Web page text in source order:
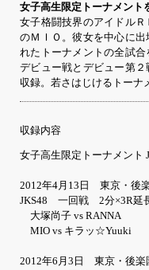
女子高生限定トーナメント
女子格闘技界のアイドル
のＭＩＯ。彼女を中心に
れたトーナメントの全試
デビュー戦とデビュー第
収録。若さはじけるトーナ
収録内容
女子高生限定トーナメント
2012年4月13日 東京・後
JKS48 一回戦 2分×3R延
大塚尚子 vs RANNA
MIO vs キラッ☆Yuuki
2012年6月3日 東京・後楽